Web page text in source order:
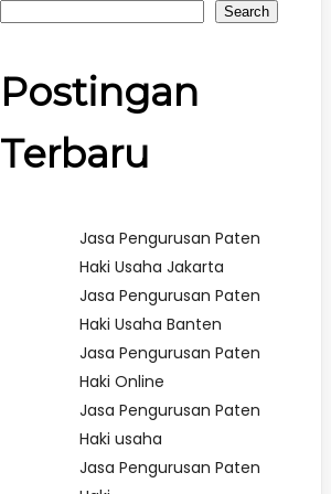
Search
Postingan
Terbaru
Jasa Pengurusan Paten
Haki Usaha Jakarta
Jasa Pengurusan Paten
Haki Usaha Banten
Jasa Pengurusan Paten
Haki Online
Jasa Pengurusan Paten
Haki usaha
Jasa Pengurusan Paten